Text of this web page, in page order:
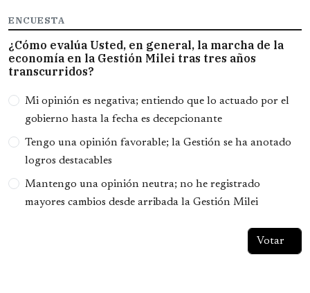
ENCUESTA
¿Cómo evalúa Usted, en general, la marcha de la
economía en la Gestión Milei tras tres años
transcurridos?
Opciones
Mi opinión es negativa; entiendo que lo actuado por el
gobierno hasta la fecha es decepcionante
Tengo una opinión favorable; la Gestión se ha anotado
logros destacables
Mantengo una opinión neutra; no he registrado
mayores cambios desde arribada la Gestión Milei